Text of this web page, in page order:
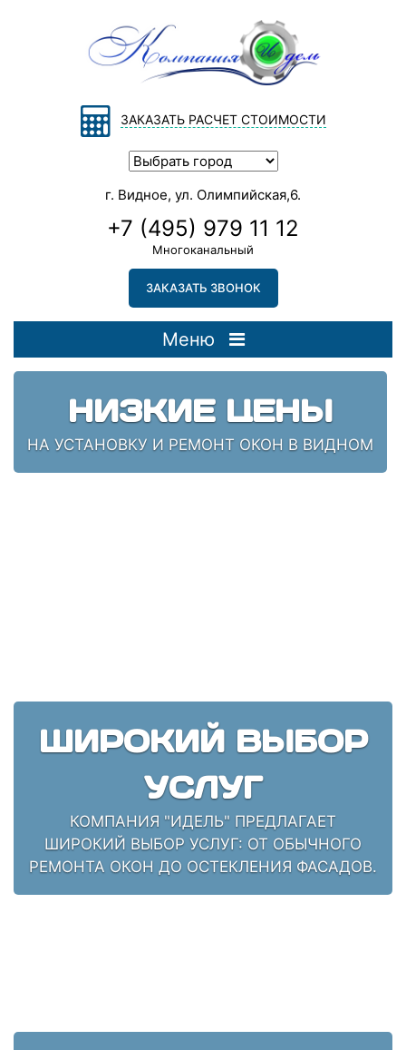
ЗАКАЗАТЬ РАСЧЕТ СТОИМОСТИ
г. Видное, ул. Олимпийская,6.
+7 (495) 979 11 12
Многоканальный
ЗАКАЗАТЬ ЗВОНОК
Меню
НИЗКИЕ ЦЕНЫ
НА УСТАНОВКУ И РЕМОНТ ОКОН В ВИДНОМ
ШИРОКИЙ ВЫБОР
УСЛУГ
КОМПАНИЯ "ИДЕЛЬ" ПРЕДЛАГАЕТ
ШИРОКИЙ ВЫБОР УСЛУГ: ОТ ОБЫЧНОГО
РЕМОНТА ОКОН ДО ОСТЕКЛЕНИЯ ФАСАДОВ.